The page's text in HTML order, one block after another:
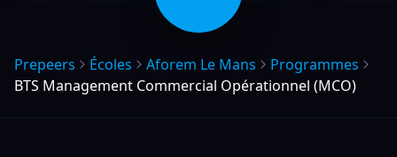
Prepeers Écoles Aforem Le Mans
Programmes
BTS Management Commercial Opérationnel (MCO)